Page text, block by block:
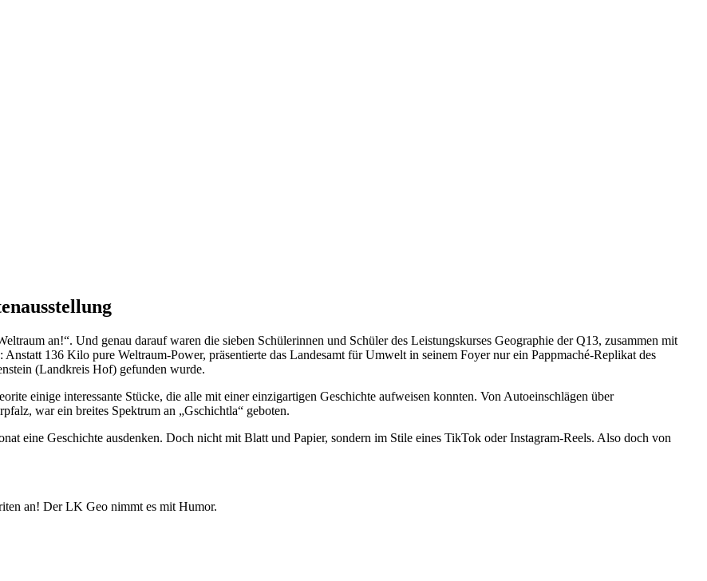
an!“. Und genau darauf waren die sieben Schülerinnen und Schüler des Leistungskurses Geographie der Q13, zusammen mit
136 Kilo pure Weltraum-Power, präsentierte das Landesamt für Umwelt in seinem Foyer nur ein Pappmaché-Replikat des
(Landkreis Hof) gefunden wurde.
einige interessante Stücke, die alle mit einer einzigartigen Geschichte aufweisen konnten. Von Autoeinschlägen über
war ein breites Spektrum an „Gschichtla“ geboten.
eine Geschichte ausdenken. Doch nicht mit Blatt und Papier, sondern im Stile eines TikTok oder Instagram-Reels. Also doch von
an! Der LK Geo nimmt es mit Humor.